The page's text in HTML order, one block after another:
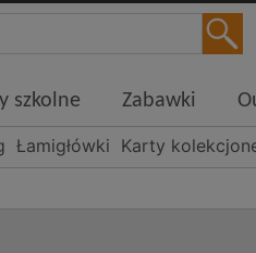
szkolne Zabawki
Łamigłówki Karty